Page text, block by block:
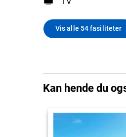
Vis alle 54 fasiliteter
Kan hende du